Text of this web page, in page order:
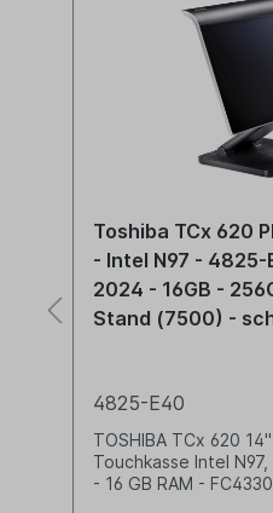
Toshiba TCx 620
- Intel N97 - 4825-
2024 - 16GB -
Stand (7500) -
4825-E40
TOSHIBA TCx 620 14" (16:9) Full HD PCAP
Touchkasse Intel N97, 256 GB SSD - FC1110
- 16 GB RAM - FC4330 Windows 11 IoT Ent